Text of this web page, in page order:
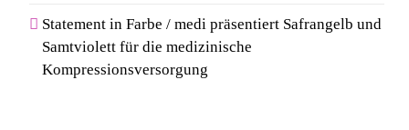
Von Mallorca bis Mykonos:
Der Style-Guide für
Südeuropas Top-Destinationen
Statement in Farbe / medi präsentiert Safrangelb und
Samtviolett für die medizinische
Kompressionsversorgung